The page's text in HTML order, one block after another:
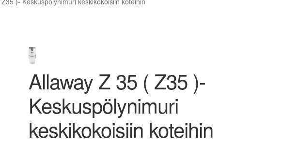
Allaway Z 35 ( Z35 )-
Keskuspölynimuri
keskikokoisiin koteihin